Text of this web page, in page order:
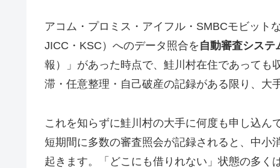
アコム・プロミス・アイフル・SMBCモビット
JICC・KSC）へのデータ照合を 自動審査システ
報）」があった時点で、鮭川村在住であっても
滞・任意整理・自己破産の記録がある限り、大
これを知らずに鮭川村の大手に何度も申し込ん
短期間に多数の審査照会が記録されると、中小
起きます。「どこにも借りれない」状態の多く